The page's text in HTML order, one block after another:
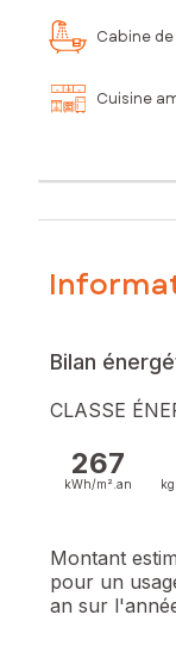
Cabine
Cuisine
Bilan
CLASSE
267
kWh/m². an
Montant
pour un
an sur